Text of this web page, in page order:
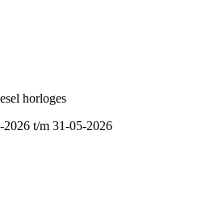
horloges
t/m 31-05-2026